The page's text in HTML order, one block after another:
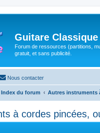
Guitare Classique
Forum de ressources (partitions,
gratuit, et sans publicité.
Nous contacter
Index du forum Autres instruments
à cordes pincées,